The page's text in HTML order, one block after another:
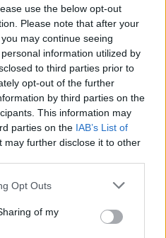
use the below opt-out
Please note that after your
may continue seeing
information utilized by
to third parties prior to
opt-out of the further
by third parties on the
This information may
parties on the IAB’s List of
may further disclose it to other
Opt Outs
of my
Rousses
m Ubaye
m Pyrénées
centrales
m Pyrénées
ouest
centrales
m Pyrénées